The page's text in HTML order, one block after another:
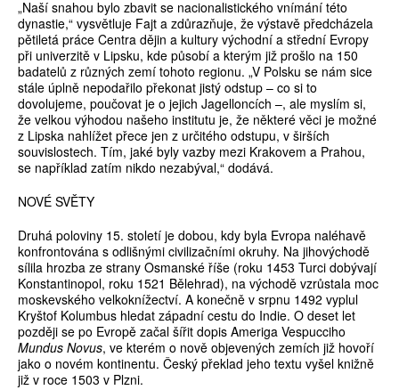
„Naší snahou bylo zbavit se nacionalistického vnímání této
dynastie,“ vysvětluje Fajt a zdůrazňuje, že výstavě předcházela
pětiletá práce Centra dějin a kultury východní a střední Evropy
při univerzitě v Lipsku, kde působí a kterým již prošlo na 150
badatelů z různých zemí tohoto regionu. „V Polsku se nám sice
stále úplně nepodařilo překonat jistý odstup – co si to
dovolujeme, poučovat je o jejich Jagelloncích –, ale myslím si,
že velkou výhodou našeho institutu je, že některé věci je možné
z Lipska nahlížet přece jen z určitého odstupu, v širších
souvislostech. Tím, jaké byly vazby mezi Krakovem a Prahou,
se například zatím nikdo nezabýval,“ dodává.
NOVÉ SVĚTY
Druhá poloviny 15. století je dobou, kdy byla Evropa naléhavě
konfrontována s odlišnými civilizačními okruhy. Na jihovýchodě
sílila hrozba ze strany Osmanské říše (roku 1453 Turci dobývají
Konstantinopol, roku 1521 Bělehrad), na východě vzrůstala moc
moskevského velkoknížectví. A konečně v srpnu 1492 vyplul
Kryštof Kolumbus hledat západní cestu do Indie. O deset let
později se po Evropě začal šířit dopis Ameriga Vespucciho
Mundus Novus, ve kterém o nově objevených zemích již hovoří
jako o novém kontinentu. Český překlad jeho textu vyšel knižně
již v roce 1503 v Plzni.